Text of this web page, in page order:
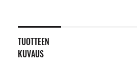
TUOTTEEN
KUVAUS